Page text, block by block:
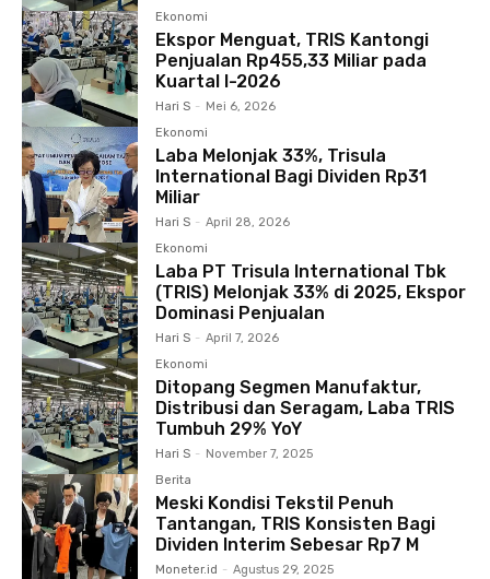
Ekonomi
Ekspor Menguat, TRIS Kantongi
Penjualan Rp455,33 Miliar pada
Kuartal I-2026
Hari S -
Mei 6, 2026
Ekonomi
Laba Melonjak 33%, Trisula
International Bagi Dividen Rp31
Miliar
Hari S - April 28, 2026
Ekonomi
Laba PT Trisula International Tbk
(TRIS) Melonjak 33% di 2025, Ekspor
Dominasi Penjualan
Hari S - April 7, 2026
Ekonomi
Ditopang Segmen Manufaktur,
Distribusi dan Seragam, Laba TRIS
Tumbuh 29% YoY
Hari S -
November 7, 2025
Berita
Meski Kondisi Tekstil Penuh
Tantangan, TRIS Konsisten Bagi
Dividen Interim Sebesar Rp7 M
Moneter.id - Agustus 29, 2025